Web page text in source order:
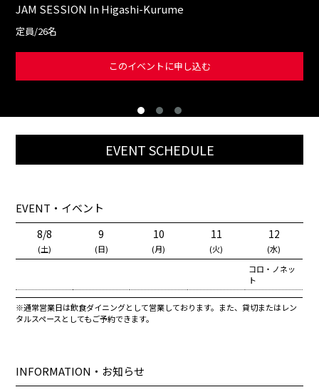
JAM SESSION In Higashi-Kurume
定員/26名
このイベントに申し込む
EVENT SCHEDULE
EVENT・イベント
8/8
(土)
9
(日)
10
(月)
11
(火)
12
(水)
コロ・ノネッ
ト
※通常営業日は飲食ダイニングとして営業しております。また、貸切またはレン
タルスペースとしてもご予約できます。
INFORMATION・お知らせ